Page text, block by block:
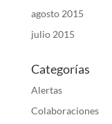
agosto 2015
julio 2015
Categorías
Alertas
Colaboraciones